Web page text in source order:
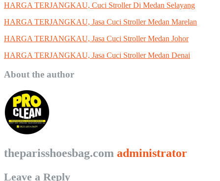
HARGA TERJANGKAU, Cuci Stroller Di Medan Selayang
HARGA TERJANGKAU, Jasa Cuci Stroller Medan Marelan
HARGA TERJANGKAU, Jasa Cuci Stroller Medan Johor
HARGA TERJANGKAU, Jasa Cuci Stroller Medan Denai
About the author
theparisshoesbag.com administrator
Leave a Reply